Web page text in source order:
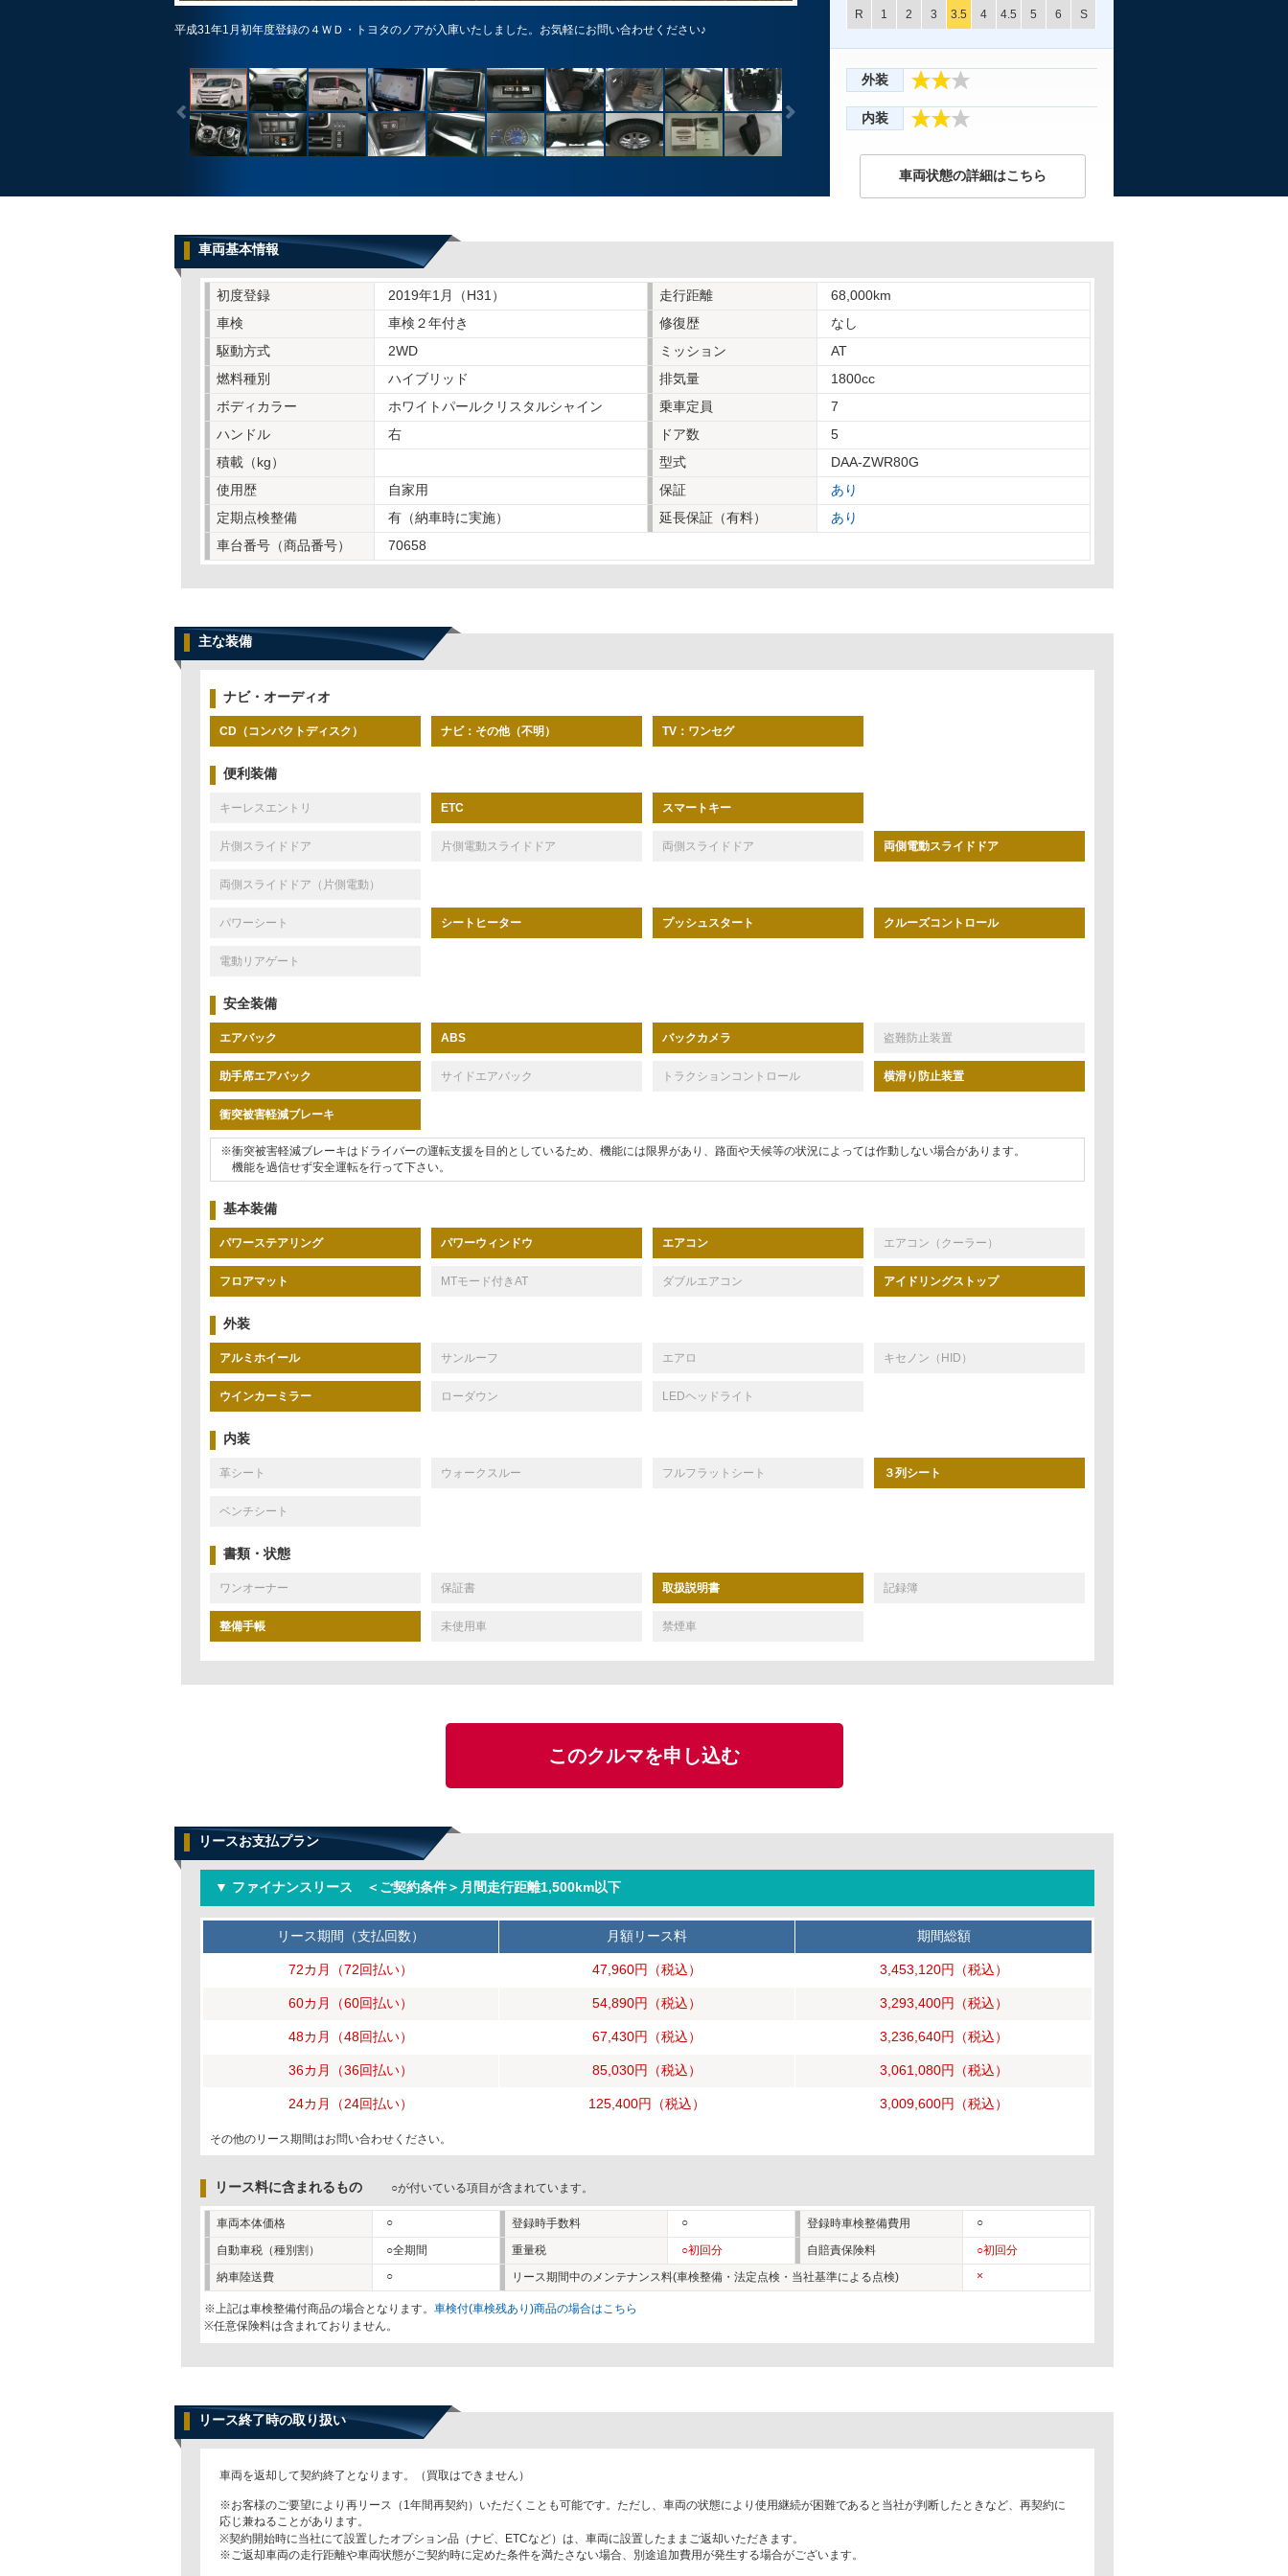
平成31年1月初年度登録の４ＷＤ・トヨタのノアが入庫いたしました。お気軽にお問い合わせください♪
R 1 2 3 3.5 4 4.5 5 6 S
外装
内装
車両状態の詳細はこちら
車両基本情報
初度登録 2019年1月（H31） 走行距離
68,000km
車検
車検２年付き 修復歴
なし
駆動方式
2WD ミッション
AT
燃料種別
ハイブリッド 排気量
1800cc
ボディカラー
ホワイトパールクリスタルシャイン 乗車定員
7
ハンドル
右 ドア数
5
積載（kg）
型式
DAA-ZWR80G
使用歴
自家用 保証
あり
定期点検整備
有（納車時に実施） 延長保証（有料）
あり
車台番号（商品番号）
70658
主な装備
ナビ・オーディオ
CD（コンパクトディスク） ナビ：その他（不明） TV：ワンセグ
便利装備
キーレスエントリ ETC スマートキー
片側スライドドア 片側電動スライドドア 両側スライドドア 両側電動スライドドア
両側スライドドア（片側電動）
パワーシート シートヒーター プッシュスタート クルーズコントロール
電動リアゲート
安全装備
エアバック ABS バックカメラ 盗難防止装置
助手席エアバック サイドエアバック トラクションコントロール 横滑り防止装置
衝突被害軽減ブレーキ
※衝突被害軽減ブレーキはドライバーの運転支援を目的としているため、機能には限界があり、路面や天候等の状況によっては作動しない場合があります。
機能を過信せず安全運転を行って下さい。
基本装備
パワーステアリング パワーウィンドウ エアコン エアコン（クーラー）
フロアマット MTモード付きAT ダブルエアコン アイドリングストップ
外装
アルミホイール サンルーフ エアロ キセノン（HID）
ウインカーミラー ローダウン LEDヘッドライト
内装
革シート ウォークスルー フルフラットシート ３列シート
ベンチシート
書類・状態
ワンオーナー 保証書 取扱説明書 記録簿
整備手帳 未使用車 禁煙車
このクルマを申し込む
リースお支払プラン
▼ ファイナンスリース ＜ご契約条件＞月間走行距離1,500km以下
リース期間（支払回数） 月額リース料 期間総額
72カ月（72回払い） 47,960円 （税込） 3,453,120円 （税込）
60カ月（60回払い） 54,890円 （税込） 3,293,400円 （税込）
48カ月（48回払い） 67,430円 （税込） 3,236,640円 （税込）
36カ月（36回払い） 85,030円 （税込） 3,061,080円 （税込）
24カ月（24回払い） 125,400円 （税込） 3,009,600円 （税込）
その他のリース期間はお問い合わせください。
リース料に含まれるもの ○が付いている項目が含まれています。
車両本体価格 ○ 登録時手数料 ○ 登録時車検整備費用 ○
自動車税（種別割） ○全期間 重量税 ○初回分 自賠責保険料
○初回分
納車陸送費
○ リース期間中のメンテナンス料(車検整備・法定点検・当社基準による点検) ×
※上記は車検整備付商品の場合となります。 車検付(車検残あり)商品の場合はこちら
※任意保険料は含まれておりません。
リース終了時の取り扱い
車両を返却して契約終了となります。（買取はできません）
※お客様のご要望により再リース（1年間再契約）いただくことも可能です。ただし、車両の状態により使用継続が困難であると当社が判断したときなど、再契約に
応じ兼ねることがあります。
※契約開始時に当社にて設置したオプション品（ナビ、ETCなど）は、車両に設置したままご返却いただきます。
※ご返却車両の走行距離や車両状態がご契約時に定めた条件を満たさない場合、別途追加費用が発生する場合がございます。